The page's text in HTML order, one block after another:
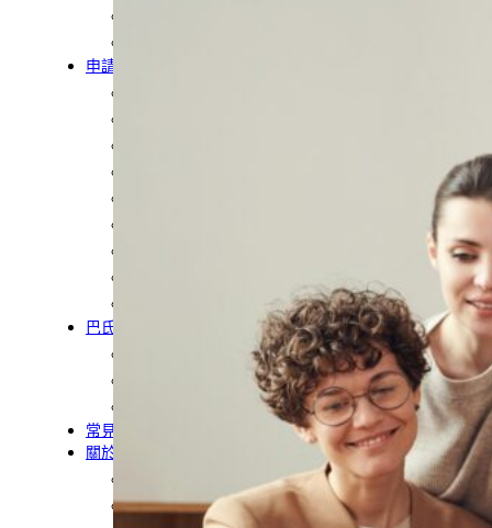
申請專區
餐飲旅宿-實習生專區
巴氏量表
「3分鐘」巴氏量表評估
巴氏量表是什麼?
常見問題
關於我們
案例分享